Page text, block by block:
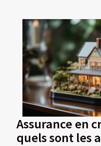
Assurance en
quels sont les